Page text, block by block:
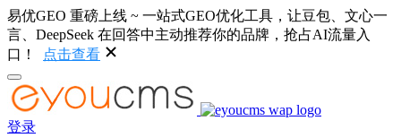
易优GEO 重磅上线 ~ 一站式GEO优化工具，让豆包、文心一
言、DeepSeek 在回答中主动推荐你的品牌，抢占AI流量入
口！
点击查看
登录